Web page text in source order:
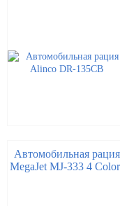
Автомобильная рация
MegaJet MJ-333 4